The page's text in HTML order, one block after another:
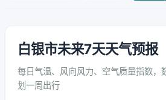
白银市未来7天天气预报
每日气温、风向风力、空气质量指数，
划一周出行